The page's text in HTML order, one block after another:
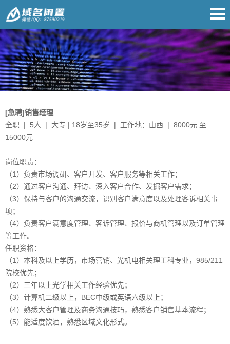
[急聘]销售经理
全职 | 5人 | 大专 | 18岁至35岁 | 工作地：山西 | 8000元 至
15000元
岗位职责：
（1）负责市场调研、客户开发、客户服务等相关工作；
（2）通过客户沟通、拜访、深入客户合作、发掘客户需求；
（3）保持与客户的沟通交流，识别客户满意度以及处理客诉相关事
项；
（4）负责客户满意度管理、客诉管理、报价与商机管理以及订单管理
等工作。
任职资格：
（1）本科及以上学历，市场营销、光机电相关理工科专业，985/211
院校优先；
（2）三年以上光学相关工作经验优先；
（3）计算机二级以上，BEC中级或英语六级以上；
（4）熟悉大客户管理及商务沟通技巧，熟悉客户销售基本流程；
（5）能适度饮酒，熟悉区域文化形式。